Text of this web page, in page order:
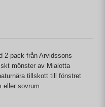
2-pack från Arvidssons
mönster av Mialotta
tillskott till fönstret
eller sovrum.